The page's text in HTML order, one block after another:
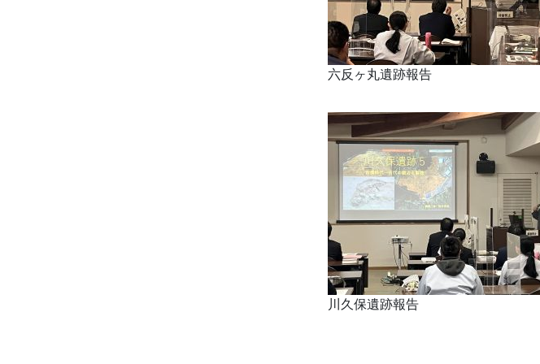
六反ヶ丸遺跡報告
川久保遺跡報告